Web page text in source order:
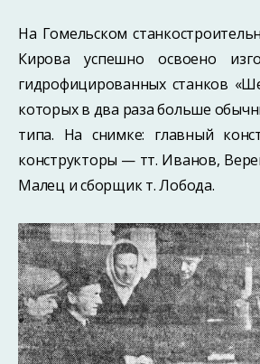
На Гомельском
Кирова успешно освоено
гидрофицированных станков
которых в два раза больше
типа. На снимке: главный
конструкторы — тт. Иванов,
Малец и сборщик т. Лобода.